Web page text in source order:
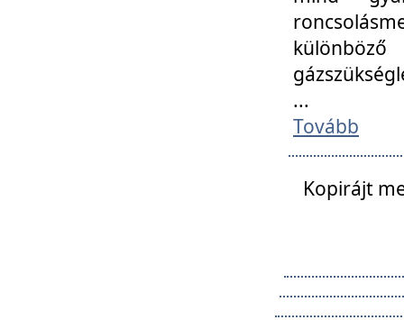
...
Tovább
Kopirájt